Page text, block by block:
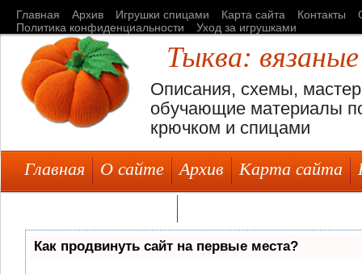
Главная Архив Игрушки спицами Карта сайта Контакты
Политика конфиденциальности
Уход за игрушками
Тыква:
Описания, схемы,
обучающие материалы
крючком и спицами
Главная О сайте Архив Карта сайта
Как продвинуть сайт на первые места?